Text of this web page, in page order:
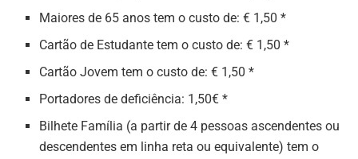
Maiores de 65 anos tem o custo de: € 1,50 *
Cartão de Estudante tem o custo de: € 1,50 *
Cartão Jovem tem o custo de: € 1,50 *
Portadores de deficiência: 1,50€ *
Bilhete Família (a partir de 4 pessoas ascendentes ou
descendentes em linha reta ou equivalente) tem o